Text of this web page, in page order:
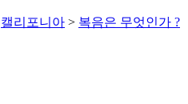
캘리포니아 > 복음은 무엇인가 ?